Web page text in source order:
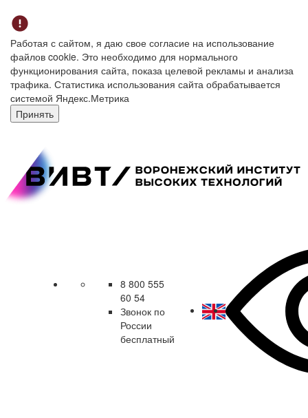
Работая с сайтом, я даю свое согласие на использование
файлов cookie. Это необходимо для нормального
функционирования сайта, показа целевой рекламы и анализа
трафика. Статистика использования сайта обрабатывается
системой Яндекс.Метрика
Принять
8 800 555
60 54
Звонок по
России
бесплатный